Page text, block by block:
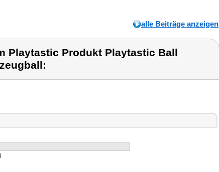
alle Beiträge anzeigen
Playtastic Produkt Playtastic Ball